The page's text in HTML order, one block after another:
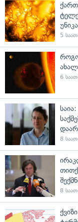
5
6
8
8